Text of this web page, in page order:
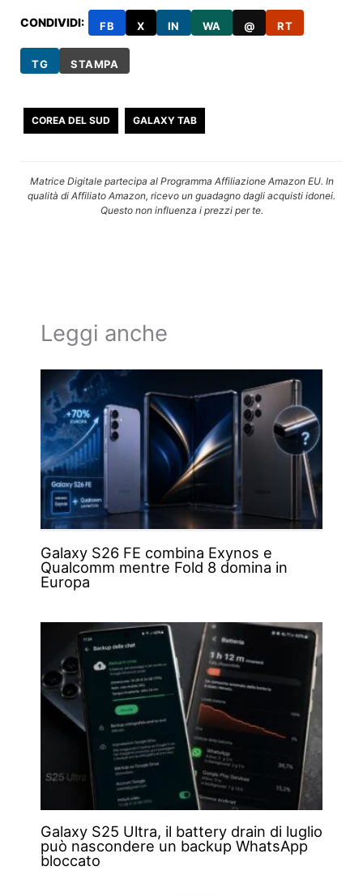
CONDIVIDI: FB X IN WA @ RT
TG STAMPA
COREA DEL SUD GALAXY TAB
Matrice Digitale partecipa al Programma Affiliazione Amazon EU. In
qualità di Affiliato Amazon, ricevo un guadagno dagli acquisti idonei.
Questo non influenza i prezzi per te.
Leggi anche
Galaxy S26 FE combina Exynos e
Qualcomm mentre Fold 8 domina in
Europa
Galaxy S25 Ultra, il battery drain di luglio
può nascondere un backup WhatsApp
bloccato